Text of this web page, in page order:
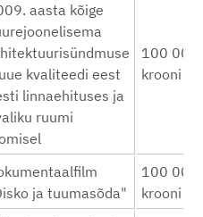
aasta kõige
kvaliteedi eest
linnaehituses ja
ruumi
100 000
krooni
ja tuumasõda"
100 000
krooni